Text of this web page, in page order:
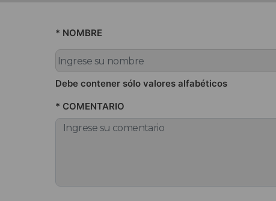
* NOMBRE
Debe contener sólo valores alfabéticos
* COMENTARIO